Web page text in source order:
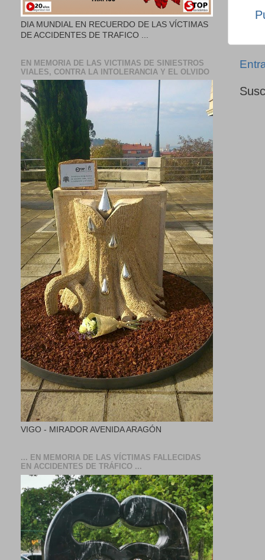
DIA MUNDIAL EN RECUERDO DE LAS VÍCTIMAS
DE ACCIDENTES DE TRAFICO ...
EN MEMORIA DE LAS VICTIMAS DE SINIESTROS
VIALES, CONTRA LA INTOLERANCIA Y EL OLVIDO
VIGO - MIRADOR AVENIDA ARAGÓN
... EN MEMORIA DE LAS VÍCTIMAS FALLECIDAS
EN ACCIDENTES DE TRÁFICO ...